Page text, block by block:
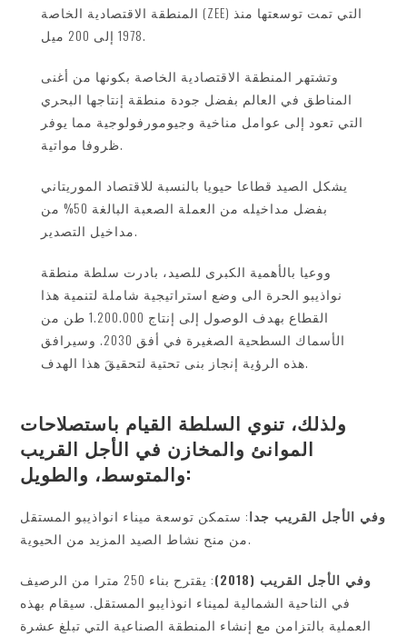
المنطقة الاقتصادية الخاصة (ZEE) التي تمت توسعتها منذ
1978 إلى 200 ميل.
وتشتهر المنطقة الاقتصادية الخاصة بكونها من أغنى
المناطق في العالم بفضل جودة منطقة إنتاجها البحري
التي تعود إلى عوامل مناخية وجيومورفولوجية مما يوفر
ظروفا مواتية.
يشكل الصيد قطاعا حيويا بالنسبة للاقتصاد الموريتاني
بفضل مداخيله من العملة الصعبة البالغة 50% من
مداخيل التصدير.
ووعيا بالأهمية الكبرى للصيد، بادرت سلطة منطقة
نواذيبو الحرة الى وضع استراتيجية شاملة لتنمية هذا
القطاع بهدف الوصول إلى إنتاج 1.200.000 طن من
الأسماك السطحية الصغيرة في أفق 2030. وسيرافق
هذه الرؤية إنجاز بنى تحتية لتحقيقَ هذا الهدف.
ولذلك، تنوي السلطة القيام باستصلاحات
الموانئ والمخازن في الأجل القريب
والمتوسط، والطويل:
وفي الأجل القريب جدا: ستمكن توسعة ميناء انواذيبو المستقل
من منح نشاط الصيد المزيد من الحيوية.
وفي الأجل القريب (2018)
: يقترح بناء 250 مترا من الرصيف
في الناحية الشمالية لميناء انوذايبو المستقل. سيقام بهذه
العملية بالتزامن مع إنشاء المنطقة الصناعية التي تبلغ عشرة